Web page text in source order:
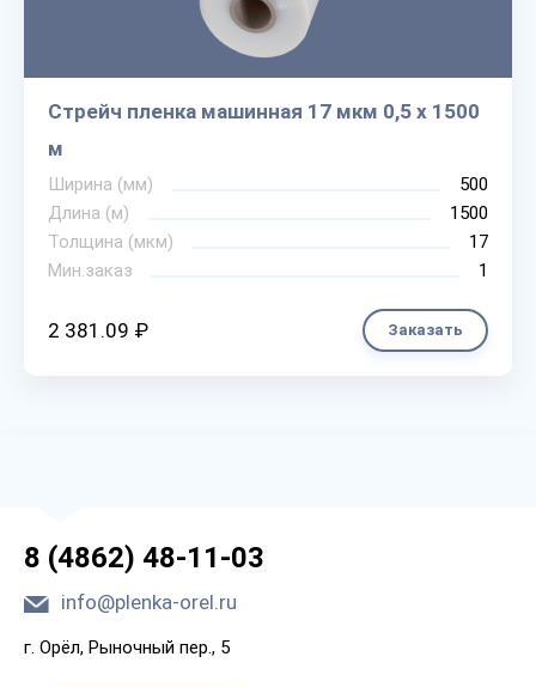
Стрейч пленка машинная 17 мкм 0,5 х 1500
м
Ширина (мм)
500
Длина (м)
1500
Толщина (мкм)
17
Мин.заказ
1
2 381.09 ₽ Заказать
8 (4862) 48-11-03
info@plenka-orel.ru
г. Орёл, Рыночный пер., 5